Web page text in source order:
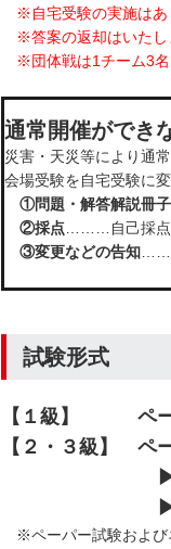
※自宅受験の実施はあ
※答案の返却はいたし
※団体戦は1チーム3名
通常開催ができ
災害・天災等により通
会場受験を自宅受験に
①問題・解答解説冊
②採点 ………自己採
③変更などの告知
試験形式
【１級】 ペー
【２・３級】 ペ
▶ペーパー試
▶ネット試
※ペーパー試験および